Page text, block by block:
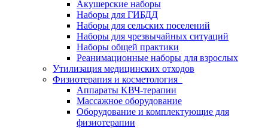
Акушерские наборы
Наборы для ГИБДД
Наборы для сельских поселений
Наборы для чрезвычайных ситуаций
Наборы общей практики
Реанимационные наборы для взрослых
Утилизация медицинских отходов
Физиотерапия и косметология
Аппараты KВЧ-терапии
Массажное оборудование
Оборудование и комплектующие для
физиотерапии